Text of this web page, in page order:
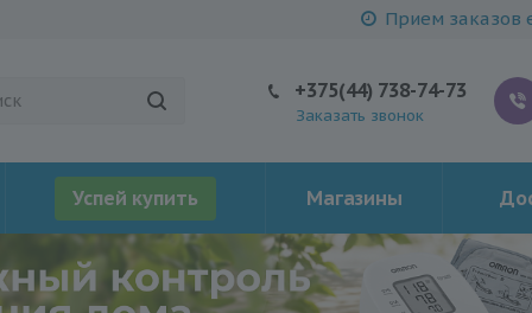
Прием заказов
+375(44) 738-74-73
Заказать звонок
Успей купить Магазины